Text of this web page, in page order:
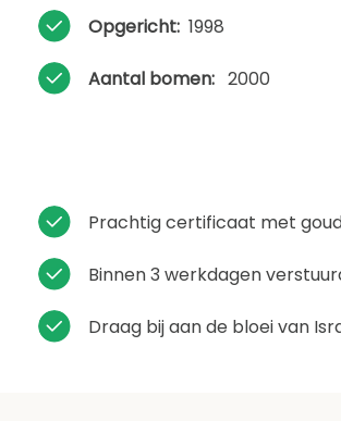
Opgericht: 1998
Aantal bomen: 2000
Prachtig certificaat met
Binnen 3 werkdagen
Draag bij aan de bloei van